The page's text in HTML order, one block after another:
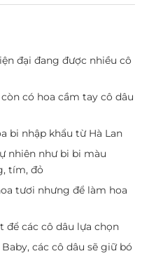
đại đang được nhiều cô
có hoa cầm tay cô dâu
bi nhập khẩu từ Hà Lan
nhiên như bi bi màu
tím, đỏ
tươi nhưng để làm hoa
để các cô dâu lựa chọn
các cô dâu sẽ giữ bó